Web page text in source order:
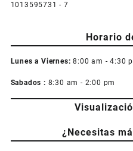
1013595731 - 7
Horario
Lunes a Viernes: 8:00 am - 4:30
Sabados : 8:30 am - 2:00 pm
¿Necesitas